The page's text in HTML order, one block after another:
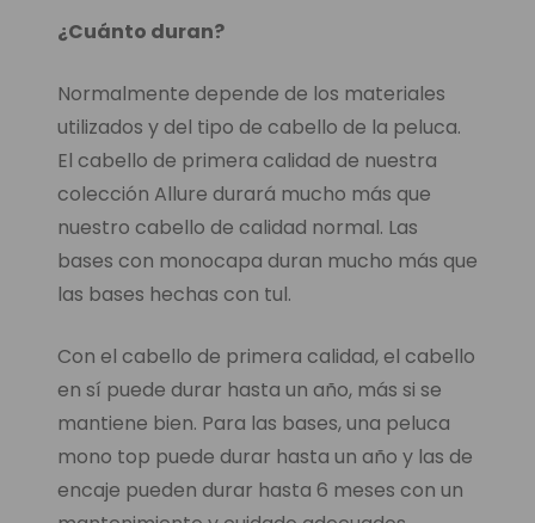
¿Cuánto duran?
Normalmente depende de los materiales
utilizados y del tipo de cabello de la peluca.
El cabello de primera calidad de nuestra
colección Allure durará mucho más que
nuestro cabello de calidad normal. Las
bases con monocapa duran mucho más que
las bases hechas con tul.
Con el cabello de primera calidad, el cabello
en sí puede durar hasta un año, más si se
mantiene bien. Para las bases, una peluca
mono top puede durar hasta un año y las de
encaje pueden durar hasta 6 meses con un